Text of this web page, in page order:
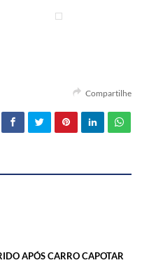
Compartilhe
APÓS CARRO CAPOTAR